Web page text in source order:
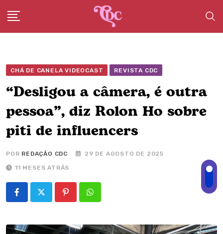
content
CHÁ DE CANELA VIDEOCAST REVISTA CDC
“Desligou a câmera, é outra
pessoa”, diz Rolon Ho sobre
piti de influencers
POR REDAÇÃO CDC
29 DE AGOSTO DE 2025
11 MESES ATRÁS
PinterestWhatsapp